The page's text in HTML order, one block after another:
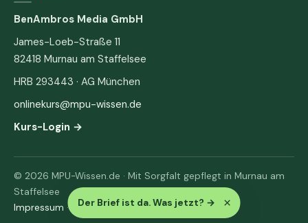
Der Brief ist da. Was jetzt? → ×
BenAmbros Media GmbH
James-Loeb-Straße 11
82418 Murnau am Staffelsee
HRB 293443 · AG München
onlinekurs@mpu-wissen.de
Kurs-Login →
© 2026 MPU-Wissen.de · Mit Sorgfalt gepflegt in Murnau am
Staffelsee
Impressum · Datenschutz & AGB